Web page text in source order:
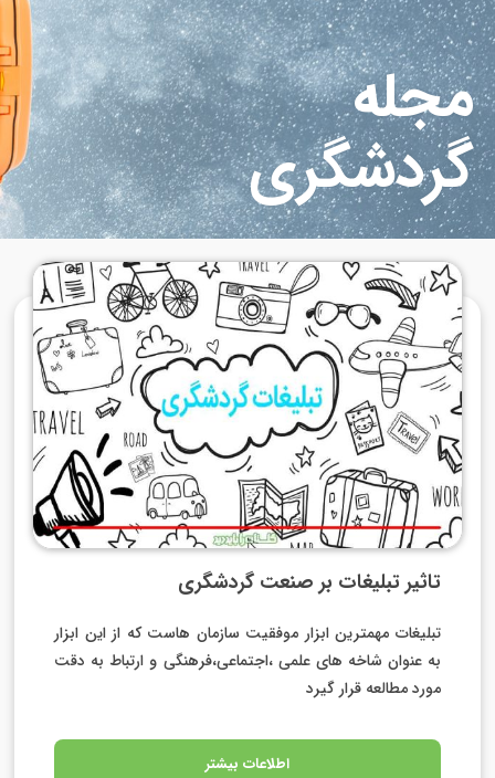
تاثیر تبلیغات بر صنعت گردشگری
تبلیغات مهمترین ابزار موفقیت سازمان هاست که از این ابزار
به عنوان شاخه های علمی ،اجتماعی،فرهنگی و ارتباط به دقت
مورد مطالعه قرار گیرد
اطلاعات بیشتر